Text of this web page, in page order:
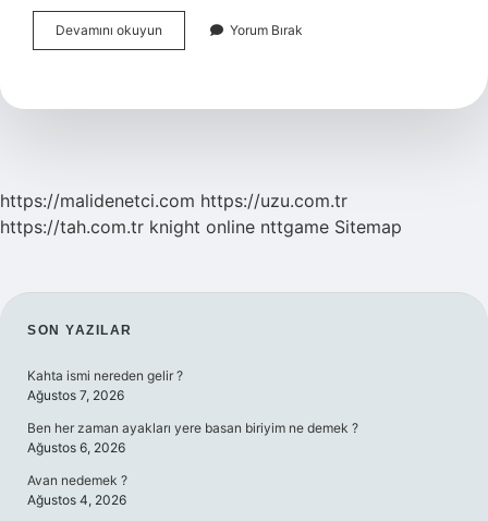
Devamını okuyun
Vadisi
Kimdir
Yorum Bırak
https://malidenetci.com https://uzu.com.tr
https://tah.com.tr knight online nttgame Sitemap
SIDEBAR
SON YAZILAR
Kahta ismi nereden gelir ?
Ağustos 7, 2026
Ben her zaman ayakları yere basan biriyim ne demek ?
Ağustos 6, 2026
Avan nedemek ?
Ağustos 4, 2026